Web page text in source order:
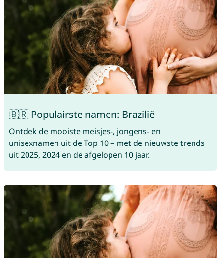
🇧🇷 Populairste namen: Brazilië
Ontdek de mooiste meisjes-, jongens- en
unisexnamen uit de Top 10 – met de nieuwste trends
uit 2025, 2024 en de afgelopen 10 jaar.